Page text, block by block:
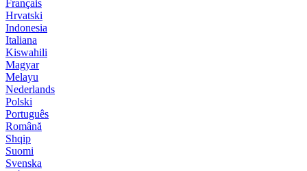
Français
Hrvatski
Indonesia
Italiana
Kiswahili
Magyar
Melayu
Nederlands
Polski
Português
Română
Shqip
Suomi
Svenska